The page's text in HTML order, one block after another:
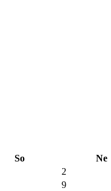
So
Ne
2
9